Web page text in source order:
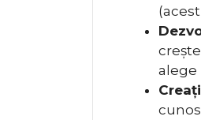
alege